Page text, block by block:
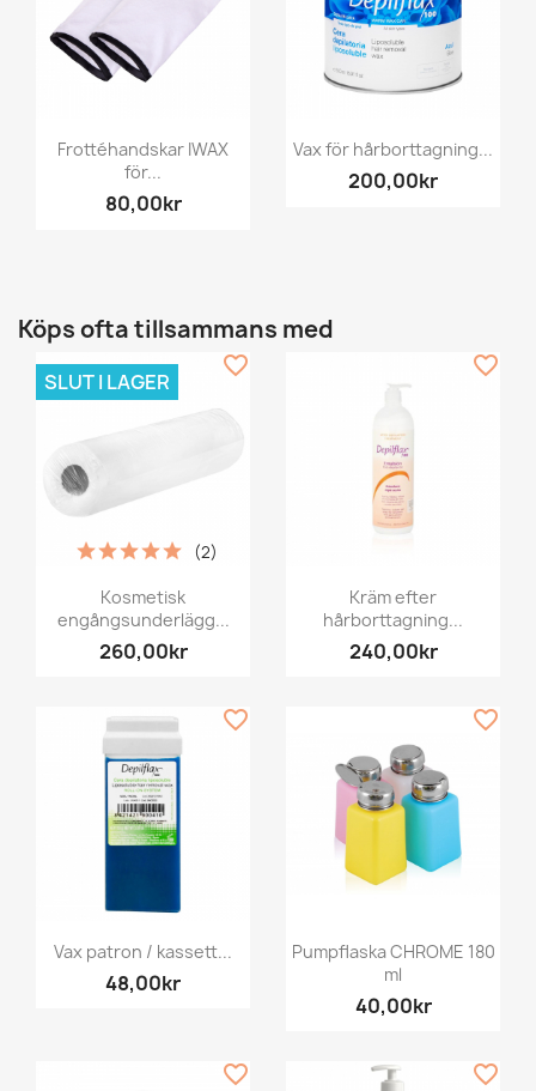
Frottéhandskar IWAX
för...
80,00kr
Vax för hårborttagning...
200,00kr
Köps ofta tillsammans med
Kosmetisk
engångsunderlägg...
260,00kr
(2)
SLUT I LAGER
favorite_border
Kräm efter
hårborttagning...
240,00kr
favorite_border
Vax patron / kassett...
48,00kr
favorite_border
Pumpflaska CHROME 180
ml
40,00kr
favorite_border
favorite_border favorite_border